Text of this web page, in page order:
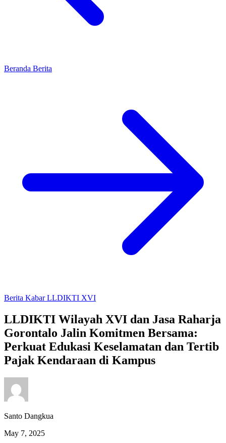
Beranda Berita
Berita Kabar LLDIKTI XVI
LLDIKTI Wilayah XVI dan Jasa Raharja
Gorontalo Jalin Komitmen Bersama:
Perkuat Edukasi Keselamatan dan Tertib
Pajak Kendaraan di Kampus
Santo Dangkua
May 7, 2025